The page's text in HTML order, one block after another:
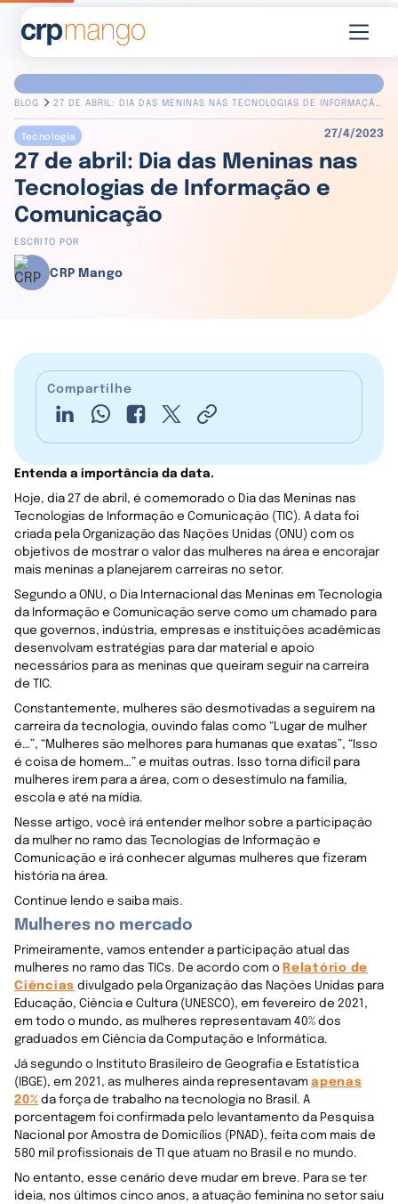
BLOG 27 DE ABRIL: DIA DAS MENINAS NAS TECNOLOGIAS DE INFORMAÇÃO
Tecnologia
27/4/2023
27 de abril: Dia das Meninas nas
Tecnologias de Informação e
Comunicação
ESCRITO POR
CRP Mango
Compartilhe
Entenda a importância da data.
Hoje, dia 27 de abril, é comemorado o Dia das Meninas nas
Tecnologias de Informação e Comunicação (TIC). A data foi
criada pela Organização das Nações Unidas (ONU) com os
objetivos de mostrar o valor das mulheres na área e encorajar
mais meninas a planejarem carreiras no setor.
Segundo a ONU, o Dia Internacional das Meninas em Tecnologia
da Informação e Comunicação serve como um chamado para
que governos, indústria, empresas e instituições acadêmicas
desenvolvam estratégias para dar material e apoio
necessários para as meninas que queiram seguir na carreira
de TIC.
Constantemente, mulheres são desmotivadas a seguirem na
carreira da tecnologia, ouvindo falas como “Lugar de mulher
é…”, “Mulheres são melhores para humanas que exatas”, “Isso
é coisa de homem…” e muitas outras. Isso torna difícil para
mulheres irem para a área, com o desestímulo na família,
escola e até na mídia.
Nesse artigo, você irá entender melhor sobre a participação
da mulher no ramo das Tecnologias de Informação e
Comunicação e irá conhecer algumas mulheres que fizeram
história na área.
Continue lendo e saiba mais.
Mulheres no mercado
Primeiramente, vamos entender a participação atual das
mulheres no ramo das TICs. De acordo com o Relatório de
Ciências divulgado pela Organização das Nações Unidas para
Educação, Ciência e Cultura (UNESCO), em fevereiro de 2021,
em todo o mundo, as mulheres representavam 40% dos
graduados em Ciência da Computação e Informática.
Já segundo o Instituto Brasileiro de Geografia e Estatística
(IBGE), em 2021, as mulheres ainda representavam apenas
20% da força de trabalho na tecnologia no Brasil. A
porcentagem foi confirmada pelo levantamento da Pesquisa
Nacional por Amostra de Domicílios (PNAD), feita com mais de
580 mil profissionais de TI que atuam no Brasil e no mundo.
No entanto, esse cenário deve mudar em breve. Para se ter
ideia, nos últimos cinco anos, a atuação feminina no setor saiu